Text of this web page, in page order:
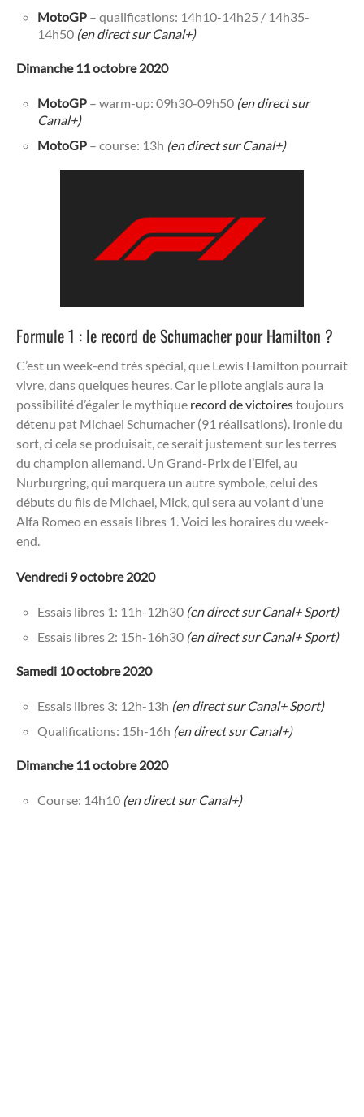
MotoGP – qualifications: 14h10-14h25 / 14h35-
14h50 (en direct sur Canal+)
Dimanche 11 octobre 2020
MotoGP – warm-up: 09h30-09h50 (en direct sur
Canal+)
MotoGP – course: 13h (en direct sur Canal+)
Formule 1 : le record de Schumacher pour Hamilton ?
C’est un week-end très spécial, que Lewis Hamilton pourrait
vivre, dans quelques heures. Car le pilote anglais aura la
possibilité d’égaler le mythique record de victoirestoujours
détenu pat Michael Schumacher (91 réalisations). Ironie du
sort, ci cela se produisait, ce serait justement sur les terres
du champion allemand. Un Grand-Prix de l’Eifel, au
Nurburgring, qui marquera un autre symbole, celui des
débuts du fils de Michael, Mick, qui sera au volant d’une
Alfa Romeo en essais libres 1. Voici les horaires du week-
end.
Vendredi 9 octobre 2020
Essais libres 1: 11h-12h30 (en direct sur Canal+ Sport)
Essais libres 2: 15h-16h30 (en direct sur Canal+ Sport)
Samedi 10 octobre 2020
Essais libres 3: 12h-13h (en direct sur Canal+ Sport)
Qualifications: 15h-16h (en direct sur Canal+)
Dimanche 11 octobre 2020
Course: 14h10 (en direct sur Canal+)